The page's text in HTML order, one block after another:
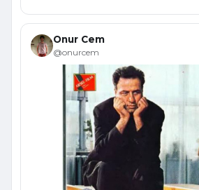
Onur Cem
@onurcem